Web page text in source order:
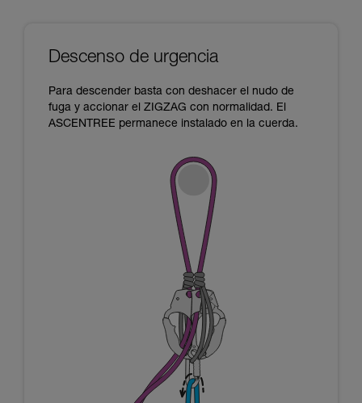
Descenso de urgencia
Para descender basta con deshacer el nudo de
fuga y accionar el ZIGZAG con normalidad. El
ASCENTREE permanece instalado en la cuerda.